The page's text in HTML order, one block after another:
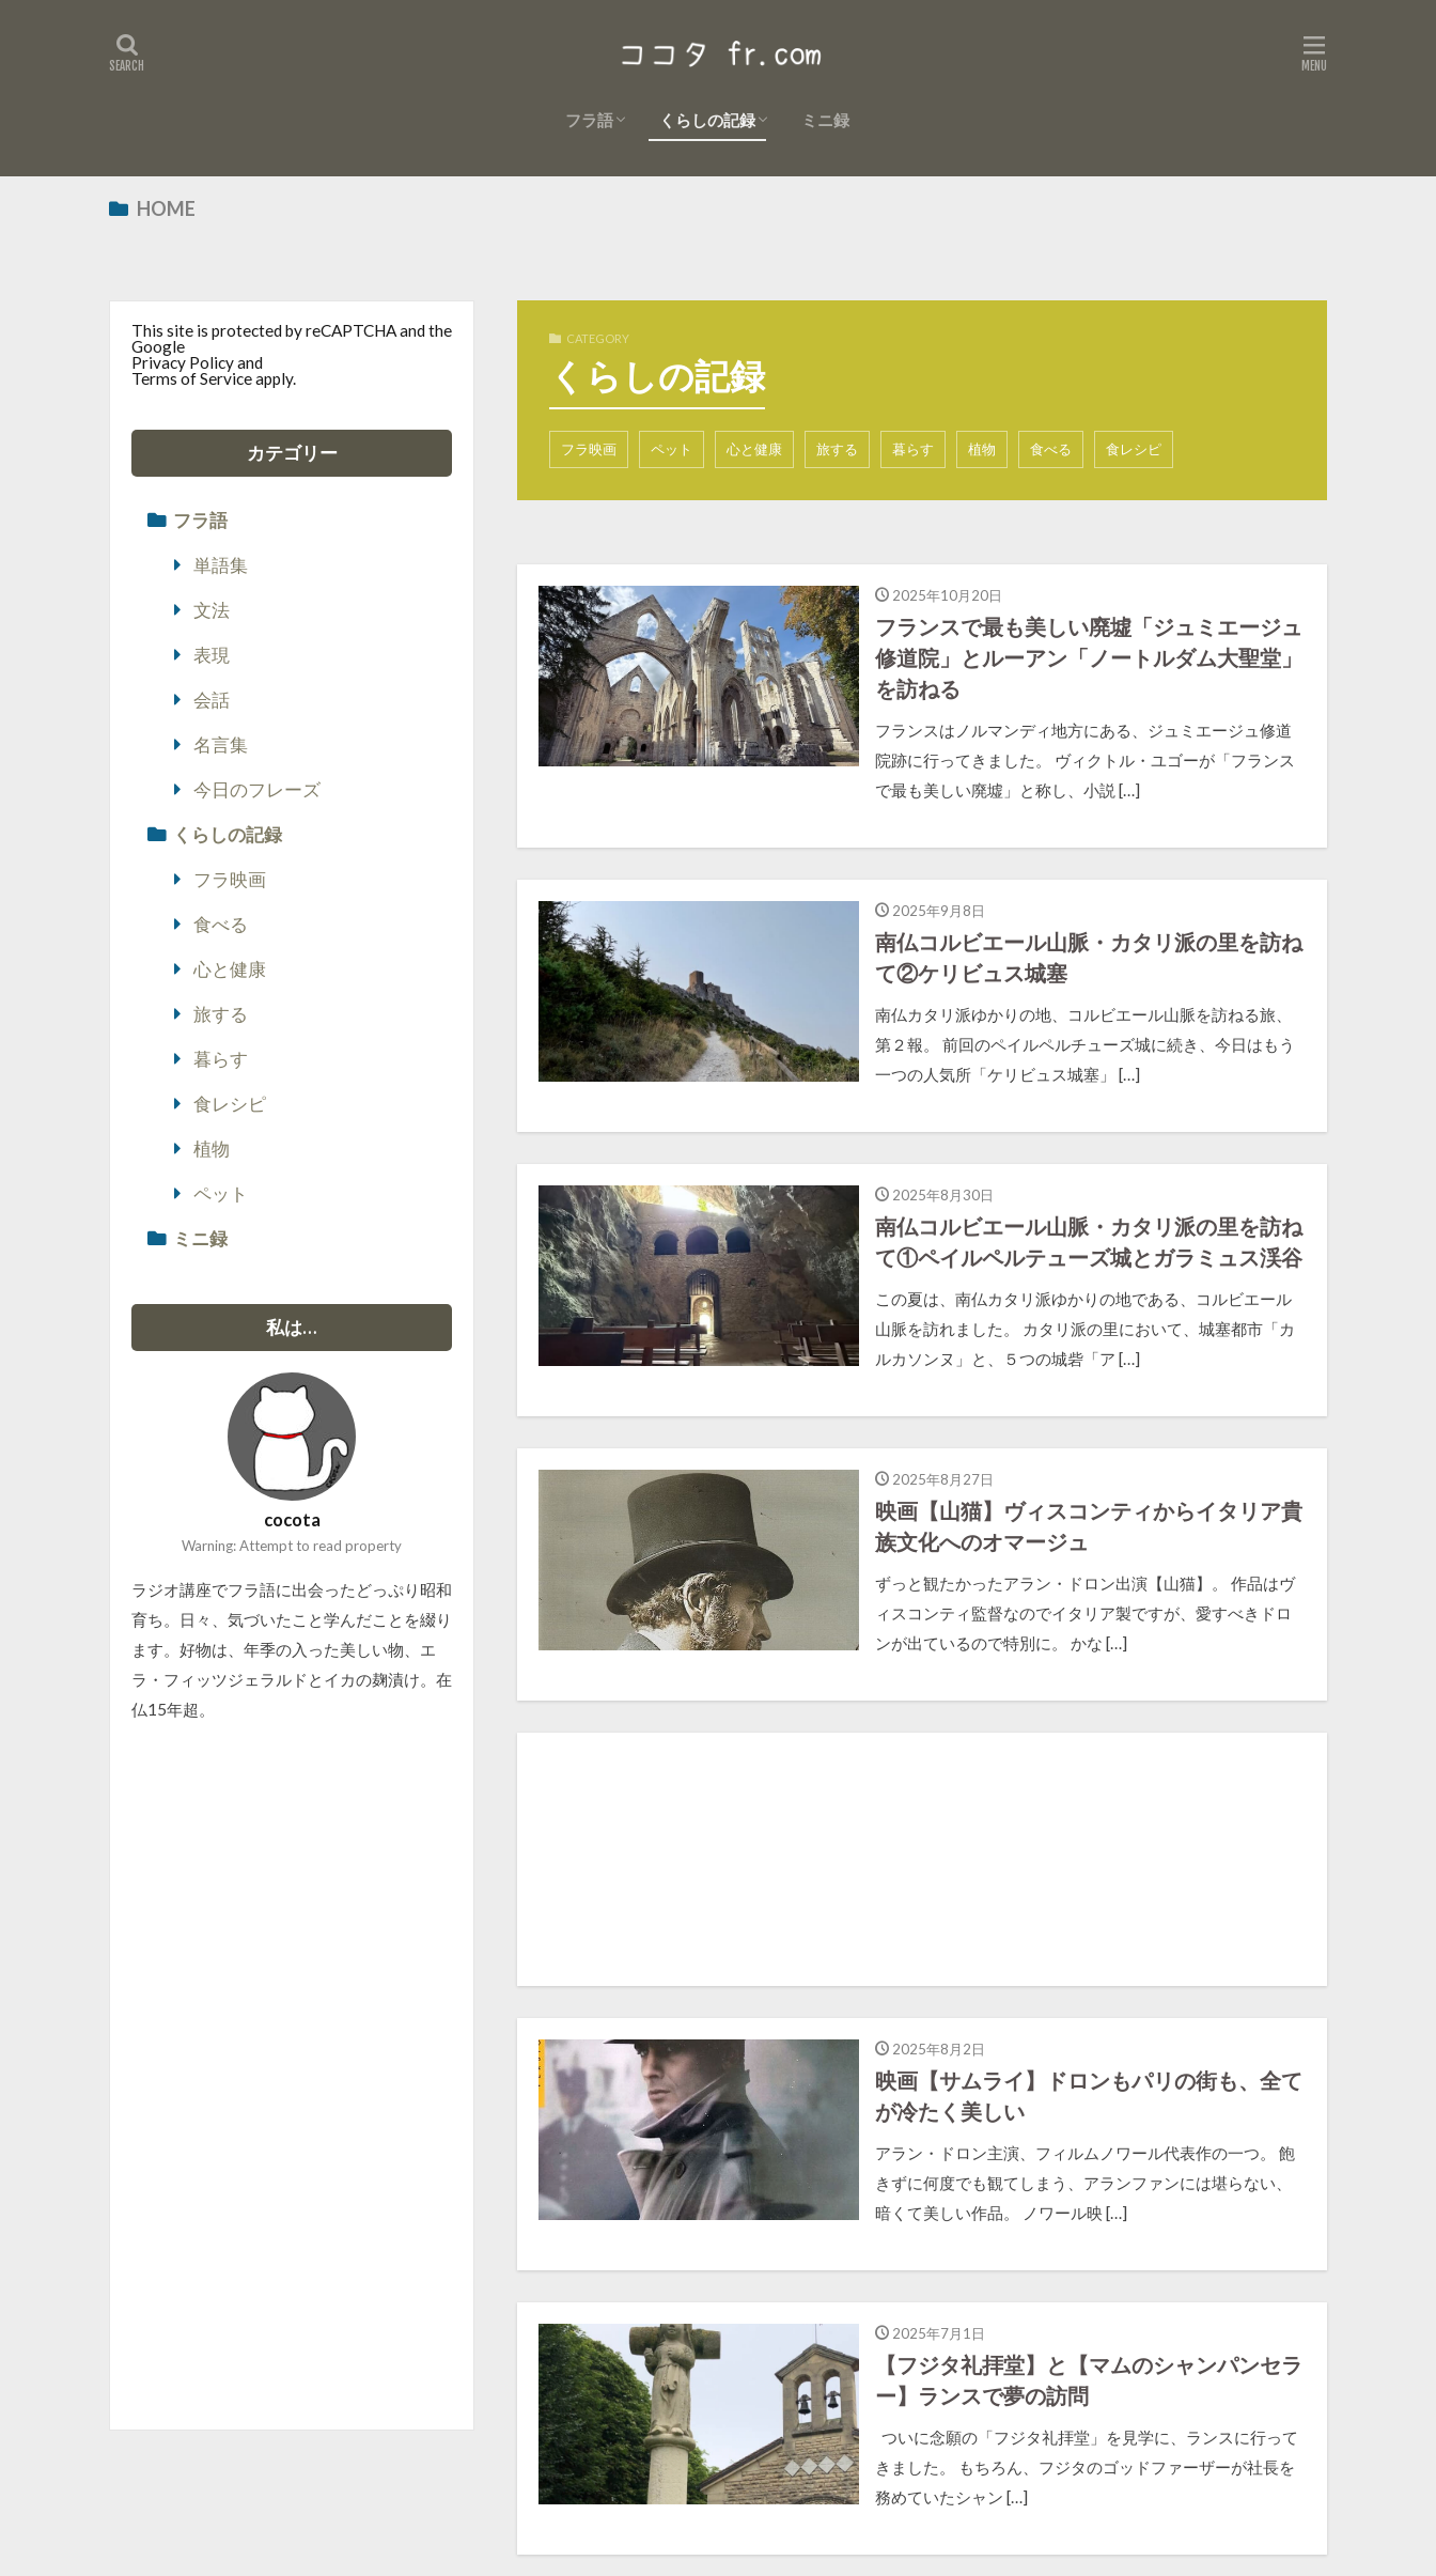
フラ語 くらしの記録 ミニ録
HOME
CATEGORY
くらしの記録
フラ映画 ペット 心と健康 旅する 暮らす 植物 食べる 食レシピ
2025年10月20日
フランスで最も美しい廃墟「ジュミエージュ
修道院」とルーアン「ノートルダム大聖堂」
を訪ねる
フランスはノルマンディ地方にある、ジュミエージュ修道
院跡に行ってきました。 ヴィクトル・ユゴーが「フランス
で最も美しい廃墟」と称し、小説 […]
2025年9月8日
南仏コルビエール山脈・カタリ派の里を訪ね
て②ケリビュス城塞
南仏カタリ派ゆかりの地、コルビエール山脈を訪ねる旅、
第２報。 前回のペイルペルチューズ城に続き、今日はもう
一つの人気所「ケリビュス城塞」 […]
2025年8月30日
南仏コルビエール山脈・カタリ派の里を訪ね
て①ペイルペルテューズ城とガラミュス渓谷
この夏は、南仏カタリ派ゆかりの地である、コルビエール
山脈を訪れました。 カタリ派の里において、城塞都市「カ
ルカソンヌ」と、５つの城砦「ア […]
2025年8月27日
映画【山猫】ヴィスコンティからイタリア貴
族文化へのオマージュ
ずっと観たかったアラン・ドロン出演【山猫】。 作品はヴ
ィスコンティ監督なのでイタリア製ですが、愛すべきドロ
ンが出ているので特別に。 かな […]
2025年8月2日
映画【サムライ】ドロンもパリの街も、全て
が冷たく美しい
アラン・ドロン主演、フィルムノワール代表作の一つ。 飽
きずに何度でも観てしまう、アランファンには堪らない、
暗くて美しい作品。 ノワール映 […]
2025年7月1日
【フジタ礼拝堂】と【マムのシャンパンセラ
ー】ランスで夢の訪問
ついに念願の「フジタ礼拝堂」を見学に、ランスに行って
きました。 もちろん、フジタのゴッドファーザーが社長を
務めていたシャン […]
This site is protected by reCAPTCHA and the
Google
Privacy Policyand
Terms of Serviceapply.
カテゴリー
フラ語
単語集
文法
表現
会話
名言集
今日のフレーズ
くらしの記録
フラ映画
食べる
心と健康
旅する
暮らす
食レシピ
植物
ペット
ミニ録
私は…
cocota
Warning: Attempt to read property
ラジオ講座でフラ語に出会ったどっぷり昭和
育ち。日々、気づいたこと学んだことを綴り
ます。好物は、年季の入った美しい物、エ
ラ・フィッツジェラルドとイカの麹漬け。在
仏15年超。